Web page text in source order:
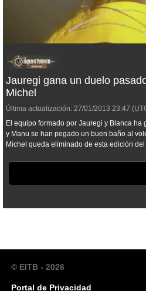
Jauregi gana un duelo
Michel
Última actualización: 27/01/2013 23:47
El equipo formado por Jauregi y Blanca ha
y Manu se han pegado un buen baño al
Michel queda eliminado de esta edición
© EITB - 2026
Portal de Privacidad